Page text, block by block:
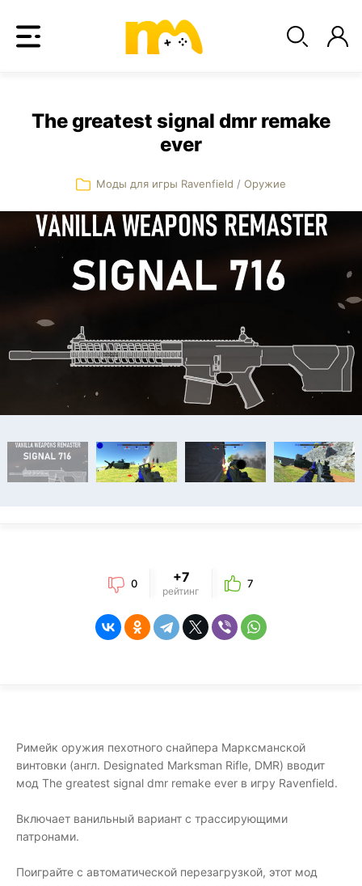
The greatest signal dmr remake
ever
Моды для игры Ravenfield / Оружие
0 +7
рейтинг
7
Римейк оружия пехотного снайпера Марксманской
винтовки (англ. Designated Marksman Rifle, DMR) вводит
мод The greatest signal dmr remake ever в игру Ravenfield.
Включает ванильный вариант с трассирующими
патронами.
Поиграйте с автоматической перезагрузкой, этот мод